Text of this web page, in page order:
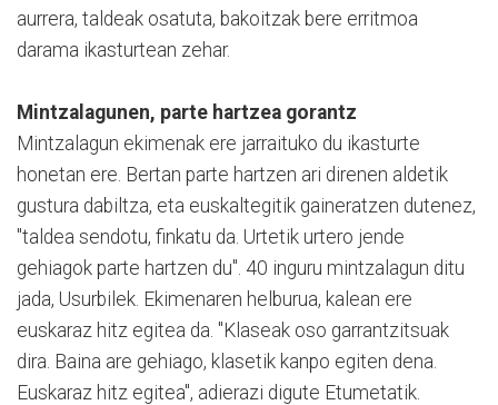
aurrera, taldeak osatuta, bakoitzak bere erritmoa
darama ikasturtean zehar.
Mintzalagunen, parte hartzea gorantz
Mintzalagun ekimenak ere jarraituko du ikasturte
honetan ere. Bertan parte hartzen ari direnen aldetik
gustura dabiltza, eta euskaltegitik gaineratzen dutenez,
"taldea sendotu, finkatu da. Urtetik urtero jende
gehiagok parte hartzen du". 40 inguru mintzalagun ditu
jada, Usurbilek. Ekimenaren helburua, kalean ere
euskaraz hitz egitea da. "Klaseak oso garrantzitsuak
dira. Baina are gehiago, klasetik kanpo egiten dena.
Euskaraz hitz egitea", adierazi digute Etumetatik.